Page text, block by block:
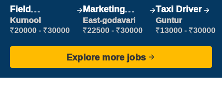
Field
Marketing
Executive
Kurnool
₹20000 - ₹30000
Marketing
Executive
East-godavari
₹22500 - ₹30000
Taxi Driver
Guntur
₹13000 - ₹30000
Explore more jobs